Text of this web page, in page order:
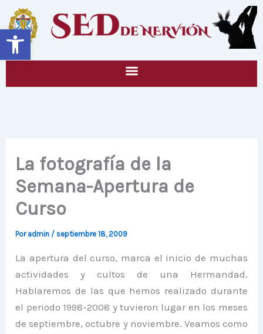
Abrir barra de herramientas
contenido
La fotografía de la
Semana-Apertura de
Curso
Por admin / septiembre 18, 2009
La apertura del curso, marca el inicio de muchas
actividades y cultos de una Hermandad.
Hablaremos de las que hemos realizado durante
el periodo 1998-2008 y tuvieron lugar en los meses
de septiembre, octubre y noviembre. Veamos como